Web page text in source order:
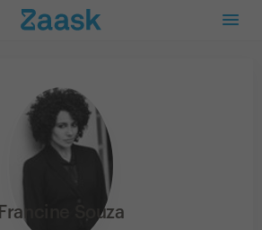
Francine Souza